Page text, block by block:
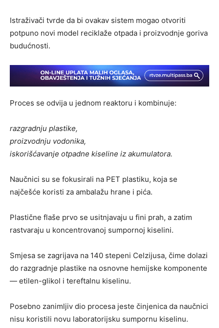
Istraživači tvrde da bi ovakav sistem mogao otvoriti
potpuno novi model reciklaže otpada i proizvodnje goriva
budućnosti.
Proces se odvija u jednom reaktoru i kombinuje:
razgradnju plastike,
proizvodnju vodonika,
iskorišćavanje otpadne kiseline iz akumulatora.
Naučnici su se fokusirali na PET plastiku, koja se
najčešće koristi za ambalažu hrane i pića.
Plastične flaše prvo se usitnjavaju u fini prah, a zatim
rastvaraju u koncentrovanoj sumpornoj kiselini.
Smjesa se zagrijava na 140 stepeni Celzijusa, čime dolazi
do razgradnje plastike na osnovne hemijske komponente
— etilen-glikol i tereftalnu kiselinu.
Posebno zanimljiv dio procesa jeste činjenica da naučnici
nisu koristili novu laboratorijsku sumpornu kiselinu.